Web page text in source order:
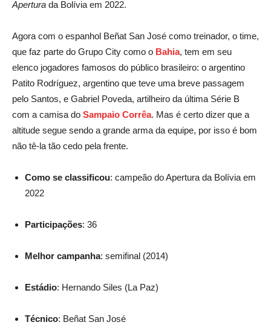
Apertura da Bolívia em 2022.
Agora com o espanhol Beñat San José como treinador, o time,
que faz parte do Grupo City como o Bahia, tem em seu
elenco jogadores famosos do público brasileiro: o argentino
Patito Rodríguez, argentino que teve uma breve passagem
pelo Santos, e Gabriel Poveda, artilheiro da última Série B
com a camisa do Sampaio Corrêa. Mas é certo dizer que a
altitude segue sendo a grande arma da equipe, por isso é bom
não tê-la tão cedo pela frente.
Como se classificou: campeão do Apertura da Bolívia em
2022
Participações: 36
Melhor campanha: semifinal (2014)
Estádio: Hernando Siles (La Paz)
Técnico: Beñat San José